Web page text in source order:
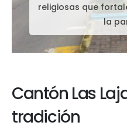
religiosas que
la
Cantón Las
tradición